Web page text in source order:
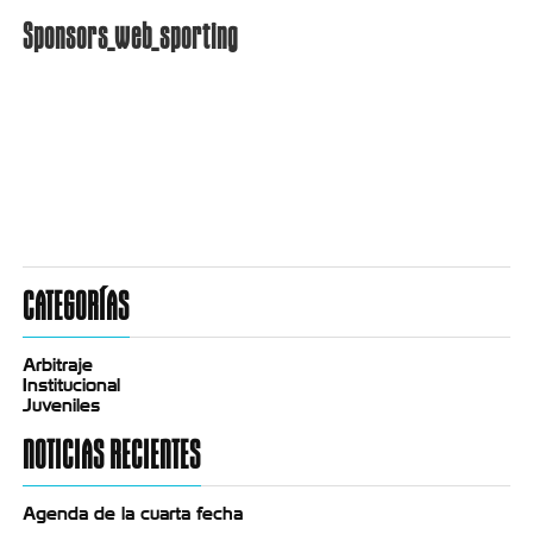
Sponsors_web_sporting
CATEGORÍAS
Arbitraje
Institucional
Juveniles
NOTICIAS RECIENTES
Agenda de la cuarta fecha